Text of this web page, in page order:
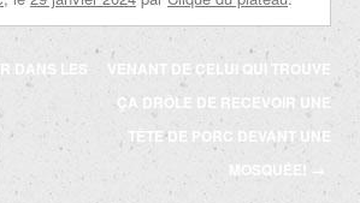
DANS LES
VENANT DE CELUI QUI TROUVE
ÇA DRÔLE DE RECEVOIR UNE
TÊTE DE PORC DEVANT UNE
MOSQUÉE!